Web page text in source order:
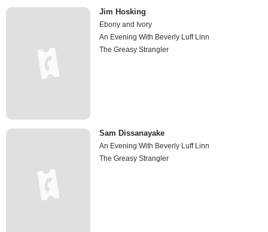
Jim Hosking
Ebony and Ivory
An Evening With Beverly Luff Linn
The Greasy Strangler
Sam Dissanayake
An Evening With Beverly Luff Linn
The Greasy Strangler